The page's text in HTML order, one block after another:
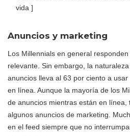
vida ]
Anuncios y marketing
Los Millennials en general
relevante. Sin embargo, la
anuncios lleva al 63 por ciento a
en línea. Aunque la mayoría de los
de anuncios mientras están en línea,
algunos anuncios de marketing.
en el feed siempre que no